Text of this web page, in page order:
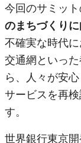
今回のサミット
のまちづくりに
不確実な時代
交通網といっ
ら、人々が安
サービスを再
す。
世界銀行東京